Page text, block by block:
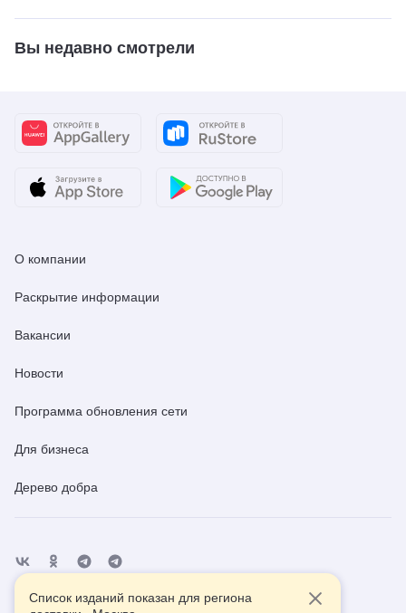
Вы недавно смотрели
О компании
Раскрытие информации
Вакансии
Новости
Программа обновления сети
Для бизнеса
Дерево добра
Помощь Контакты
Список изданий показан для региона